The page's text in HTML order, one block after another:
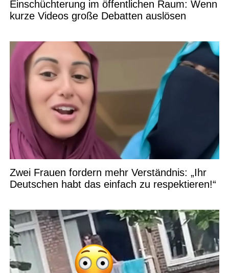
Einschüchterung im öffentlichen Raum: Wenn
kurze Videos große Debatten auslösen
Zwei Frauen fordern mehr Verständnis: „Ihr
Deutschen habt das einfach zu respektieren!“